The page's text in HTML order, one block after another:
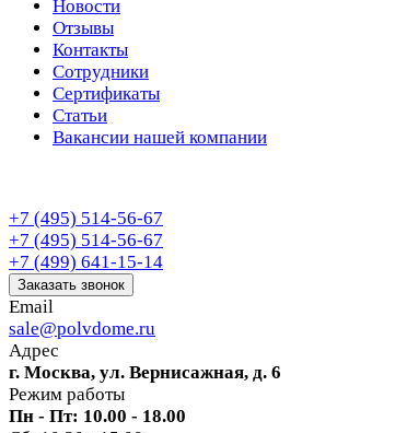
Новости
Отзывы
Контакты
Сотрудники
Сертификаты
Статьи
Вакансии нашей компании
+7 (495) 514-56-67
+7 (495) 514-56-67
+7 (499) 641-15-14
Заказать звонок
Email
sale@polvdome.ru
Адрес
г. Москва, ул. Вернисажная, д. 6
Режим работы
Пн - Пт: 10.00 - 18.00